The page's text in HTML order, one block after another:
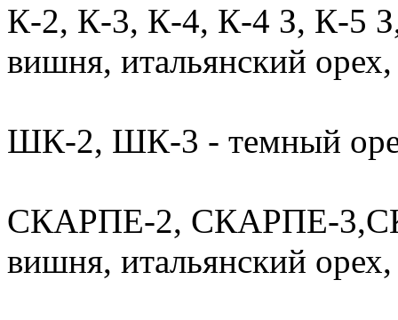
К-2, К-3, К-4, К-4 З, К-5
вишня, итальянский
ШК-2, ШК-3 - темный
СКАРПЕ-2, СКАРПЕ-
вишня, итальянский